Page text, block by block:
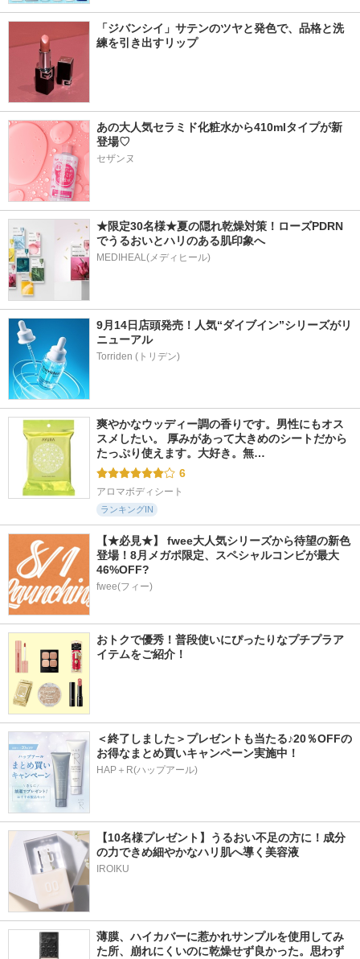
「ジバンシイ」サテンのツヤと発色で、品格と洗
練を引き出すリップ
あの大人気セラミド化粧水から410mlタイプが新
登場♡
セザンヌ
★限定30名様★夏の隠れ乾燥対策！ローズPDRN
でうるおいとハリのある肌印象へ
MEDIHEAL(メディヒール)
9月14日店頭発売！人気“ダイブイン”シリーズがリ
ニューアル
爽やかなウッディー調の香りです。男性にもオス
スメしたい。 厚みがあって大きめのシートだから
たっぷり使えます。大好き。無…
6
アロマボディシート
ランキングIN
【★必見★】 fwee大人気シリーズから待望の新色
登場！8月メガポ限定、スペシャルコンビが最大
46%OFF?
fwee(フィー)
おトクで優秀！普段使いにぴったりなプチプラア
イテムをご紹介！
＜終了しました＞プレゼントも当たる♪20％OFFの
お得なまとめ買いキャンペーン実施中！
HAP＋R(ハップアール)
【10名様プレゼント】うるおい不足の方に！成分
の力できめ細やかなハリ肌へ導く美容液
IROIKU
薄膜、ハイカバーに惹かれサンプルを使用してみ
た所、崩れにくいのに乾燥せず良かった。思わず